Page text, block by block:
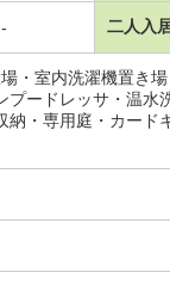
- 二人入
・室内洗濯機置き
ードレッサ・温水
・専用庭・カード